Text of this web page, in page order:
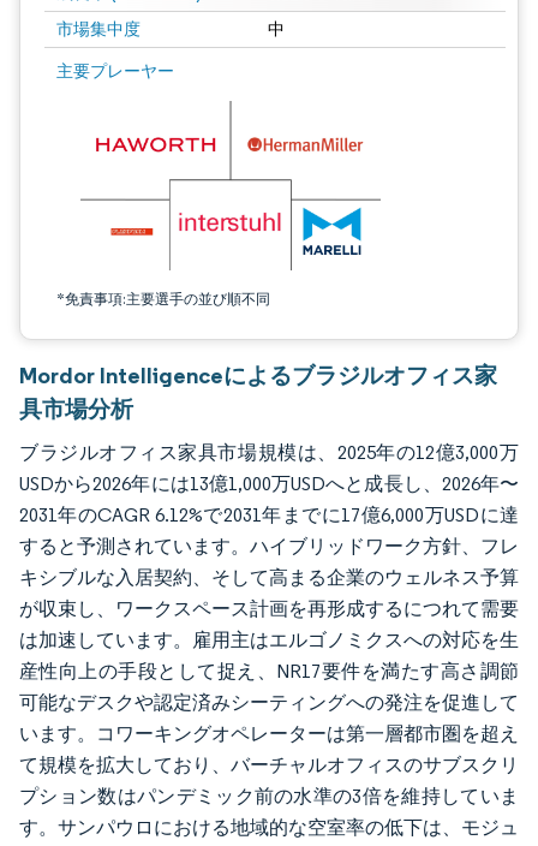
市場集中度 中
主要プレーヤー
*免責事項:主要選手の並び順不同
画像 © Mordor Intelligence。再利用にはCC BY 4.0の表示が必要です。
Mordor Intelligenceによるブラジルオフィス家
具市場分析
ブラジルオフィス家具市場規模は、2025年の12億3,000万
USDから2026年には13億1,000万USDへと成長し、2026年〜
2031年のCAGR 6.12%で2031年までに17億6,000万USDに達
すると予測されています。ハイブリッドワーク方針、フレ
キシブルな入居契約、そして高まる企業のウェルネス予算
が収束し、ワークスペース計画を再形成するにつれて需要
は加速しています。雇用主はエルゴノミクスへの対応を生
産性向上の手段として捉え、NR17要件を満たす高さ調節
可能なデスクや認定済みシーティングへの発注を促進して
います。コワーキングオペレーターは第一層都市圏を超え
て規模を拡大しており、バーチャルオフィスのサブスクリ
プション数はパンデミック前の水準の3倍を維持していま
す。サンパウロにおける地域的な空室率の低下は、モジュ